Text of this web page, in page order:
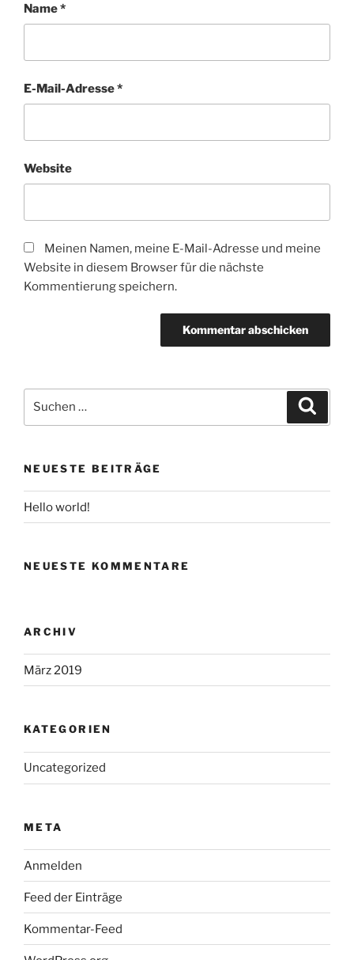
Name*
E-Mail-Adresse*
Website
Meinen Namen, meine E-Mail-Adresse und meine
Website in diesem Browser für die nächste
Kommentierung speichern.
nach:
NEUESTE BEITRÄGE
Hello world!
NEUESTE KOMMENTARE
ARCHIV
März 2019
KATEGORIEN
Uncategorized
META
Anmelden
Feed der Einträge
Kommentar-Feed